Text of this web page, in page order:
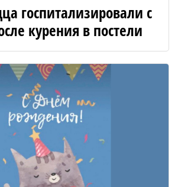
госпитализировали с
курения в постели